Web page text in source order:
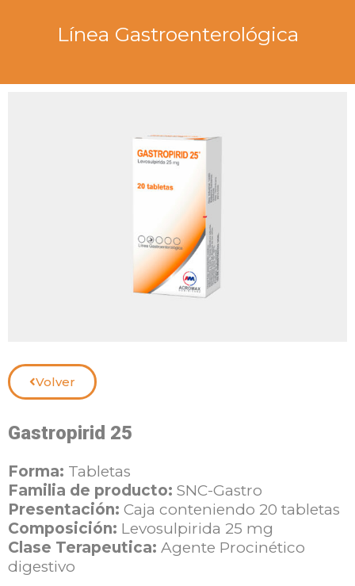
Línea Gastroenterológica
Volver
Gastropirid 25
Forma: Tabletas
Familia de producto: SNC-Gastro
Presentación: Caja conteniendo 20 tabletas
Composición: Levosulpirida 25 mg
Clase Terapeutica: Agente Procinético
digestivo